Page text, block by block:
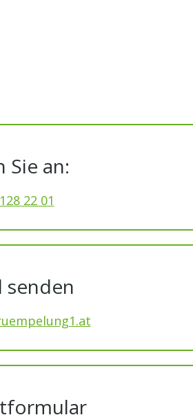
Sie an:
22 01
senden